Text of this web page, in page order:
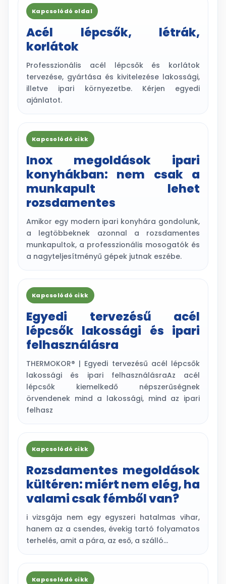
Kapcsolódó oldal
Acél lépcsők, létrák,
korlátok
Professzionális acél lépcsők és korlátok
tervezése, gyártása és kivitelezése lakossági,
illetve ipari környezetbe. Kérjen egyedi
ajánlatot.
Kapcsolódó cikk
Inox megoldások ipari
konyhákban: nem csak a
munkapult lehet
rozsdamentes
Amikor egy modern ipari konyhára gondolunk,
a legtöbbeknek azonnal a rozsdamentes
munkapultok, a professzionális mosogatók és
a nagyteljesítményű gépek jutnak eszébe.
Kapcsolódó cikk
Egyedi tervezésű acél
lépcsők lakossági és ipari
felhasználásra
THERMOKOR® | Egyedi tervezésű acél lépcsők
lakossági és ipari felhasználásraAz acél
lépcsők kiemelkedő népszerűségnek
örvendenek mind a lakossági, mind az ipari
felhasz
Kapcsolódó cikk
Rozsdamentes megoldások
kültéren: miért nem elég, ha
valami csak fémből van?
i vizsgája nem egy egyszeri hatalmas vihar,
hanem az a csendes, évekig tartó folyamatos
terhelés, amit a pára, az eső, a szálló…
Kapcsolódó cikk